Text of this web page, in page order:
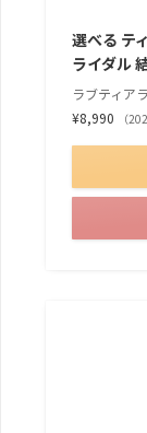
選べる テ
ライダル
ラブティア
¥8,990
（